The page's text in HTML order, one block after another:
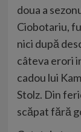
doua a
Ciobotariu,
nici după
câteva erori
cadou lui
Stolz. Din
scăpat fără